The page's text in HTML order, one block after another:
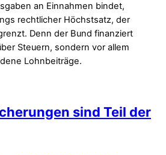
an Einnahmen bindet,
rechtlicher Höchstsatz, der
Denn der Bund finanziert
Steuern, sondern vor allem
Lohnbeiträge.
sind Teil der